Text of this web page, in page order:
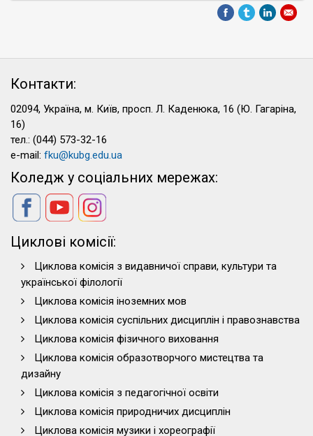
Контакти:
02094, Україна, м. Київ, просп. Л. Каденюка, 16 (Ю. Гагаріна,
16)
тел.: (044) 573-32-16
e-mail: fku@kubg.edu.ua
Коледж у соціальних мережах:
Циклові комісії:
Циклова комісія з видавничої справи, культури та
української філології
Циклова комісія іноземних мов
Циклова комісія суспільних дисциплін і правознавства
Циклова комісія фізичного виховання
Циклова комісія образотворчого мистецтва та
дизайну
Циклова комісія з педагогічної освіти
Циклова комісія природничих дисциплін
Циклова комісія музики і хореографії